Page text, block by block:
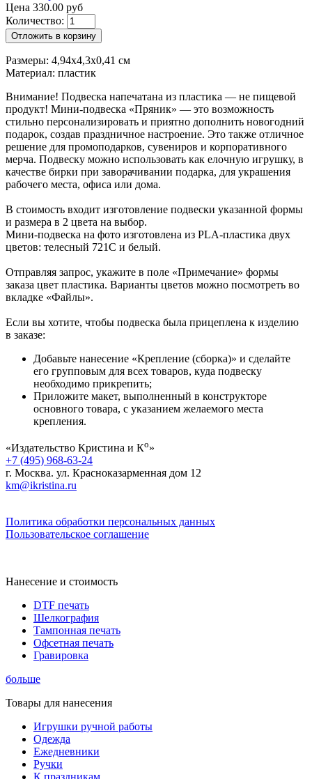
Цена 330.00 руб
Количество:
Отложить в корзину
Размеры: 4,94x4,3x0,41 см
Материал: пластик
Внимание! Подвеска напечатана из пластика — не пищевой
продукт! Мини-подвеска «Пряник» — это возможность
стильно персонализировать и приятно дополнить новогодний
подарок, создав праздничное настроение. Это также отличное
решение для промоподарков, сувениров и корпоративного
мерча. Подвеску можно использовать как елочную игрушку, в
качестве бирки при заворачивании подарка, для украшения
рабочего места, офиса или дома.
В стоимость входит изготовление подвески указанной формы
и размера в 2 цвета на выбор.
Мини-подвеска на фото изготовлена из PLA-пластика двух
цветов: телесный 721С и белый.
Отправляя запрос, укажите в поле «Примечание» формы
заказа цвет пластика. Варианты цветов можно посмотреть во
вкладке «Файлы».
Если вы хотите, чтобы подвеска была прицеплена к изделию
в заказе:
Добавьте нанесение «Крепление (сборка)» и сделайте
его групповым для всех товаров, куда подвеску
необходимо прикрепить;
Приложите макет, выполненный в конструкторе
основного товара, с указанием желаемого места
крепления.
«Издательство Кристина и Ко»
+7 (495) 968-63-24
г. Москва. ул. Красноказарменная дом 12
km@ikristina.ru
Политика обработки персональных данных
Пользовательское соглашение
Нанесение и стоимость
DTF печать
Шелкография
Тампонная печать
Офсетная печать
Гравировка
больше
Товары для нанесения
Игрушки ручной работы
Одежда
Ежедневники
Ручки